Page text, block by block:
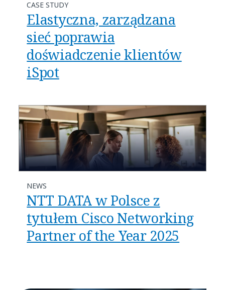
CASE STUDY
Elastyczna, zarządzana
sieć poprawia
doświadczenie klientów
iSpot
NEWS
NTT DATA w Polsce z
tytułem Cisco Networking
Partner of the Year 2025